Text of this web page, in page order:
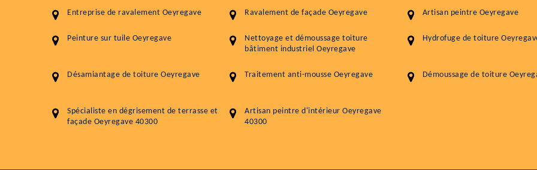
Entreprise de ravalement Oeyregave Ravalement de façade Oeyregave Artisan peintre Oeyregave
Peinture sur tuile Oeyregave
Nettoyage et démoussage toiture
bâtiment industriel Oeyregave
Hydrofuge de toiture
Désamiantage de toiture Oeyregave Traitement anti-mousse Oeyregave Démoussage de toiture
Spécialiste en dégrisement de terrasse et
façade Oeyregave 40300
Artisan peintre d'intérieur Oeyregave
40300